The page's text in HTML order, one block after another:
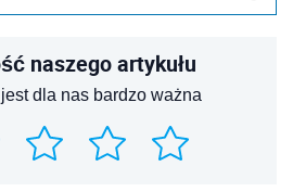
naszego artykułu
dla nas bardzo ważna